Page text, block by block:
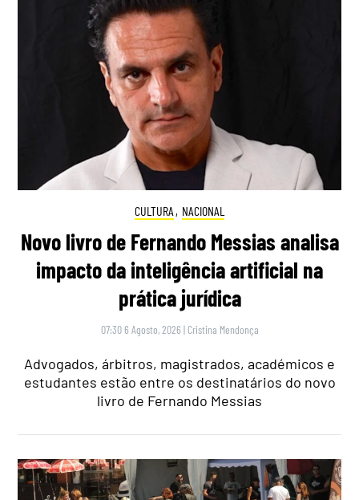
CULTURA , NACIONAL
Novo livro de Fernando Messias analisa
impacto da inteligência artificial na
prática jurídica
07:30 6 Agosto, 2026 | Cristina Mendonça
Advogados, árbitros, magistrados, académicos e
estudantes estão entre os destinatários do novo
livro de Fernando Messias